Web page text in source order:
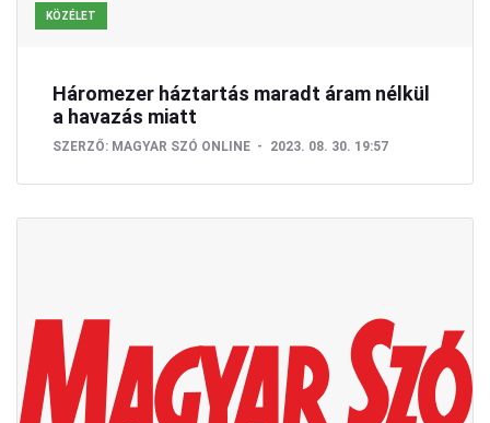
KÖZÉLET
Háromezer háztartás maradt áram nélkül
a havazás miatt
SZERZŐ: MAGYAR SZÓ ONLINE 2023. 08. 30. 19:57